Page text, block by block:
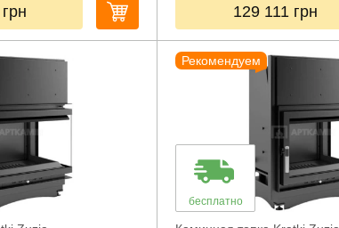
грн 129 111 грн
Рекомендуем
бесплатно